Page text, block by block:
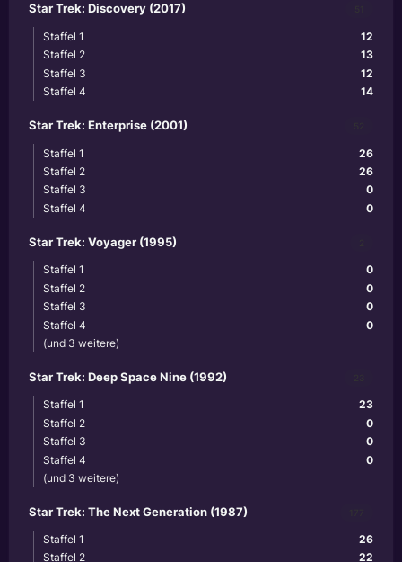
Star Trek: Discovery (2017)
12
Staffel 1
13
Staffel 2
12
Staffel 3
14
Staffel 4
Star Trek: Enterprise (2001)
26
Staffel 1
26
Staffel 2
0
Staffel 3
0
Staffel 4
Star Trek: Voyager (1995)
0
Staffel 1
0
Staffel 2
0
Staffel 3
0
Staffel 4
(und 3 weitere)
Star Trek: Deep Space Nine (1992)
23
Staffel 1
0
Staffel 2
0
Staffel 3
0
Staffel 4
(und 3 weitere)
Star Trek: The Next Generation (1987)
26
Staffel 1
22
Staffel 2